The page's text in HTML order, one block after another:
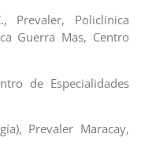
Prevaler, Policlínica
Guerra Mas, Centro
de Especialidades
Prevaler Maracay,